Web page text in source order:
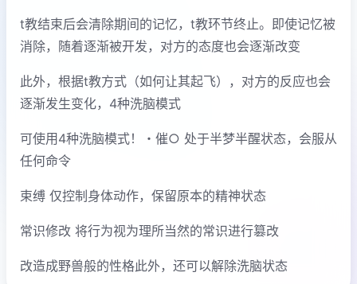
t教结束后会清除期间的记忆，t教环节终止。即使记忆被
消除，随着逐渐被开发，对方的态度也会逐渐改变
此外，根据t教方式（如何让其起飞），对方的反应也会
逐渐发生变化，4种洗脑模式
可使用4种洗脑模式！・催○ 处于半梦半醒状态，会服从
任何命令
束缚 仅控制身体动作，保留原本的精神状态
常识修改 将行为视为理所当然的常识进行篡改
改造成野兽般的性格此外，还可以解除洗脑状态